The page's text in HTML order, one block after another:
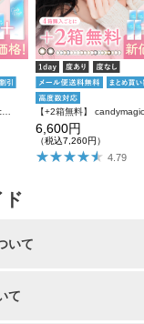
6,600円
（税込7,260円）
4.79
ド
いて
て